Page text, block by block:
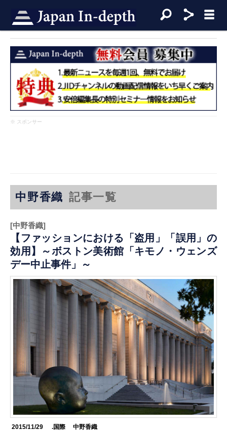
※ スポンサー
中野香織 記事一覧
[中野香織]
【ファッションにおける「盗用」「誤用」の
効用】～ボストン美術館「キモノ・ウェンズ
デー中止事件」～
2015/11/29 .国際 中野香織